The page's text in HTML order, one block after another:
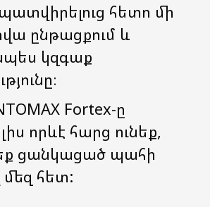
հետո մի
ընթացքում և
կզգաք
Fortex-ը
որևէ հարց ունեք,
ցանկացած պահի
հետ: